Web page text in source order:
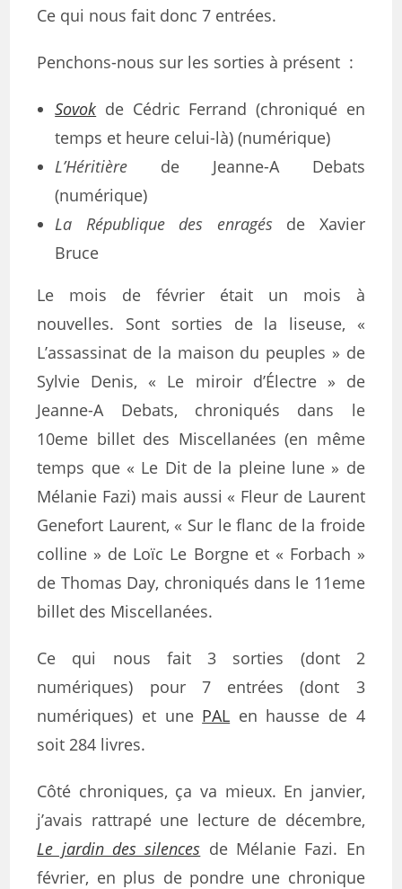
Ce qui nous fait donc 7 entrées.
Penchons-nous sur les sorties à présent :
Sovok de Cédric Ferrand (chroniqué en
temps et heure celui-là) (numérique)
L’Héritière de Jeanne-A Debats
(numérique)
La République des enragés de Xavier
Bruce
Le mois de février était un mois à
nouvelles. Sont sorties de la liseuse, «
L’assassinat de la maison du peuples » de
Sylvie Denis, « Le miroir d’Électre » de
Jeanne-A Debats, chroniqués dans le
10eme billet des Miscellanées (en même
temps que « Le Dit de la pleine lune » de
Mélanie Fazi) mais aussi « Fleur de Laurent
Genefort Laurent, « Sur le flanc de la froide
colline » de Loïc Le Borgne et « Forbach »
de Thomas Day, chroniqués dans le 11eme
billet des Miscellanées.
Ce qui nous fait 3 sorties (dont 2
numériques) pour 7 entrées (dont 3
numériques) et une PAL en hausse de 4
soit 284 livres.
Côté chroniques, ça va mieux. En janvier,
j’avais rattrapé une lecture de décembre,
Le jardin des silences de Mélanie Fazi. En
février, en plus de pondre une chronique